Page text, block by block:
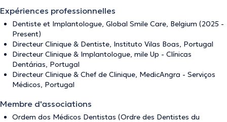
Expériences professionnelles
Dentiste et Implantologue, Global Smile Care, Belgium (2025 -
Present)
Directeur Clinique & Dentiste, Instituto Vilas Boas, Portugal
Directeur Clinique & Implantologue, mile Up - Clínicas
Dentárias, Portugal
Directeur Clinique & Chef de Clinique, MedicAngra - Serviços
Médicos, Portugal
Membre d'associations
Ordem dos Médicos Dentistas (Ordre des Dentistes du